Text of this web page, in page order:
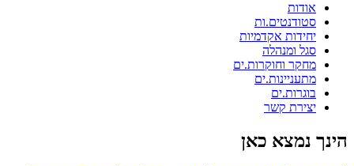
אודות
סטודנטים.ות
יחידות אקדמיות
סגל ומנהלה
מחקר וחוקרות.ים
מתעניינות.ים
בוגרות.ים
יצירת קשר
הינך נמצא כאן